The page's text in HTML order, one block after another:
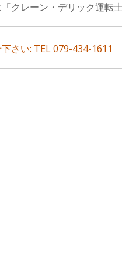
クレーン・デリック運転
さい: TEL 079-434-1611